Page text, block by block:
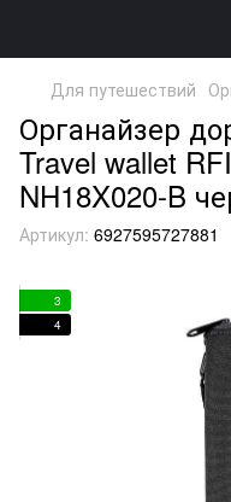
Для путешествий
Органайзер
Travel wallet
NH18X020-B
Артикул: 6927595727881
3
4